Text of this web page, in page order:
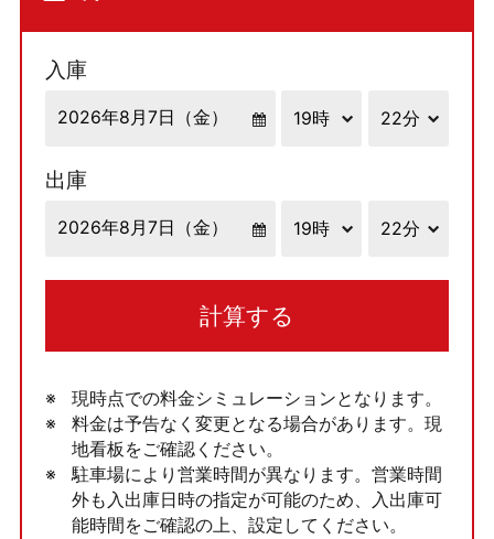
入庫
出庫
計算する
現時点での料金シミュレーションとなります。
料金は予告なく変更となる場合があります。現
地看板をご確認ください。
駐車場により営業時間が異なります。営業時間
外も入出庫日時の指定が可能のため、入出庫可
能時間をご確認の上、設定してください。